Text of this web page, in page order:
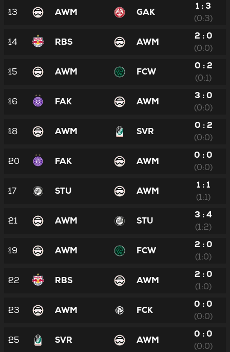
13 AWM GAK
1 : 3
(0:3)
14 RBS AWM
2 : 0
(0:0)
15 AWM FCW
0 : 2
(0:1)
16 FAK AWM
3 : 0
(0:0)
18 AWM SVR
0 : 2
(0:0)
20 FAK AWM
0 : 0
(0:0)
17 STU AWM
1 : 1
(1:1)
21 AWM STU
3 : 4
(1:2)
19 AWM FCW
2 : 0
(1:0)
22 RBS AWM
2 : 0
(1:0)
23 AWM FCK
0 : 0
(0:0)
25 SVR AWM
0 : 0
(0:0)